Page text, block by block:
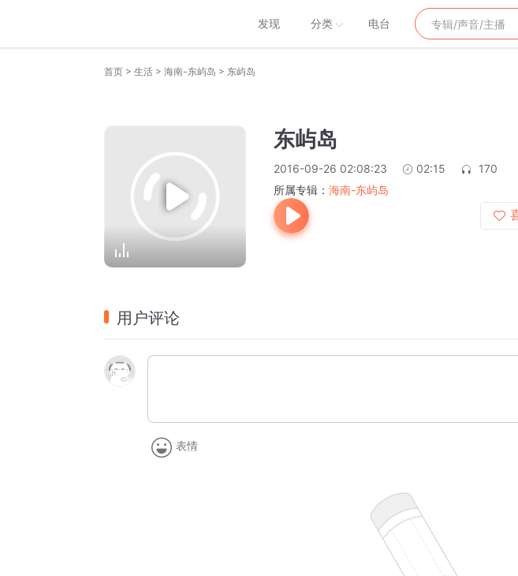
发现 分类 电台
首页 > 生活 > 海南-东屿岛 > 东屿岛
东屿岛
2016-09-26 02:08:23 02:15
170
所属专辑： 海南-东屿岛
用户评论
表情